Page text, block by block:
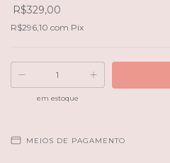
R$329,00
R$296,10 com Pix
em estoque
MEIOS DE PAGAMENTO